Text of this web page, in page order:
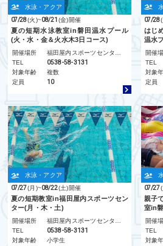
水泳・アクア
07/28(火)~08/21 (金)開催
夏の短期水泳教室in磐田温水プール
(火・水・金＆火水木3日コース)
開催場所
TEL
0538-58-3131
対象年齢
複数
定員
10
07/28
はじ
温水
開催
TEL
対象
定員
水泳・アクア
07/27(月)~08/22(土)開催
夏の短期教室in福田屋内スポーツセン
ター(月・木・土)
開催場所
TEL
0538-58-3131
対象年齢
小学生
07/27
親子
室in
開催
TEL
対象